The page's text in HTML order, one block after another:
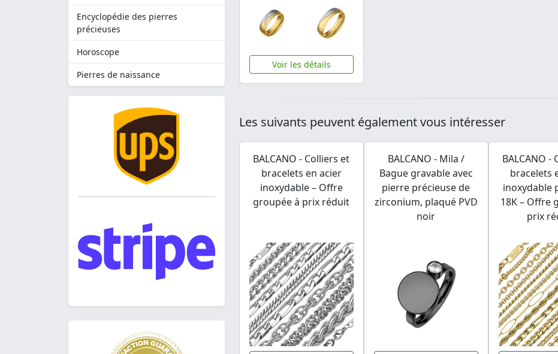
Encyclopédie des pierres
précieuses
Horoscope
Pierres de naissance
Voir les détails
Les suivants peuvent également vous intéresser
BALCANO - Colliers et
bracelets en acier
inoxydable – Offre
groupée à prix réduit
BALCANO - Mila /
Bague gravable avec
pierre précieuse de
zirconium, plaqué PVD
noir
BALCANO -
bracelets
inoxydable
18K – Offre
prix